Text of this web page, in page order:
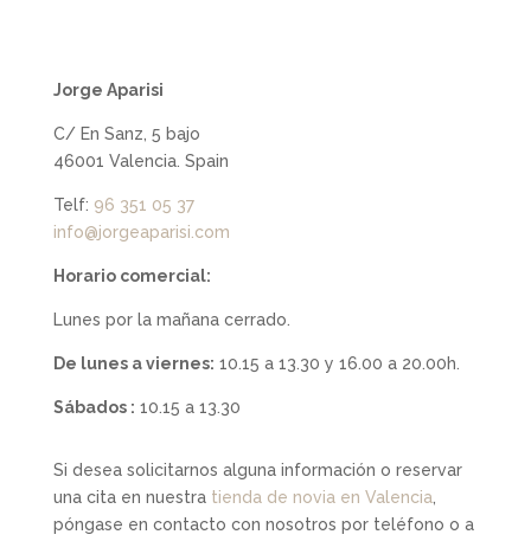
Jorge Aparisi
C/ En Sanz, 5 bajo
46001 Valencia. Spain
Telf: 96 351 05 37
info@jorgeaparisi.com
Horario comercial:
Lunes por la mañana cerrado.
De lunes a viernes: 10.15 a 13.30 y 16.00 a 20.00h.
Sábados : 10.15 a 13.30
Si desea solicitarnos alguna información o reservar
una cita en nuestra tienda de novia en Valencia
póngase en contacto con nosotros por teléfono o a